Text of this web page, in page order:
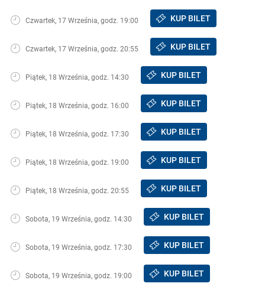
Czwartek, 17 Września, godz. 19:00 KUP BILET
Czwartek, 17 Września, godz. 20:55 KUP BILET
Piątek, 18 Września, godz. 14:30 KUP BILET
Piątek, 18 Września, godz. 16:00 KUP BILET
Piątek, 18 Września, godz. 17:30 KUP BILET
Piątek, 18 Września, godz. 19:00 KUP BILET
Piątek, 18 Września, godz. 20:55 KUP BILET
Sobota, 19 Września, godz. 14:30 KUP BILET
Sobota, 19 Września, godz. 17:30 KUP BILET
Sobota, 19 Września, godz. 19:00 KUP BILET